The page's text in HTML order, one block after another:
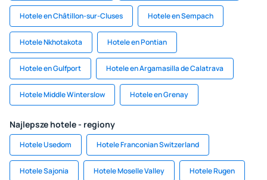
Hotele en Châtillon-sur-Cluses Hotele en Sempach
Hotele Nkhotakota Hotele en Pontian
Hotele en Gulfport Hotele en Argamasilla de Calatrava
Hotele Middle Winterslow Hotele en Grenay
Najlepsze hotele - regiony
Hotele Usedom Hotele Franconian Switzerland
Hotele Sajonia Hotele Moselle Valley Hotele Rugen